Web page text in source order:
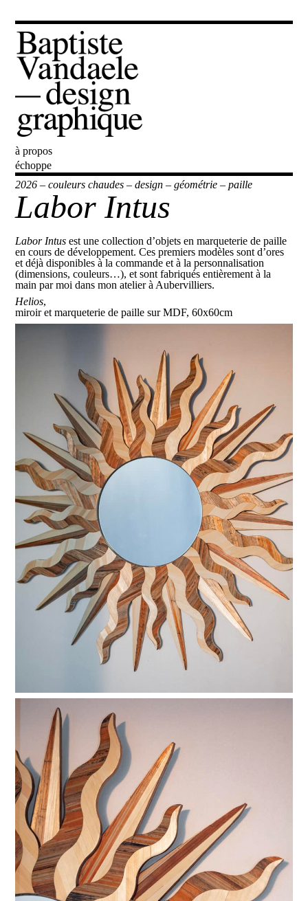
Baptiste Vandaele
à propos
échoppe
2026 –couleurs chaudes –design –géométrie –paille
Labor Intus
Labor Intus est une collection d’objets en marqueterie de paille
en cours de développement. Ces premiers modèles sont d’ores
et déjà disponibles à la commande et à la personnalisation
(dimensions, couleurs…), et sont fabriqués entièrement à la
main par moi dans mon atelier à Aubervilliers.
Helios,
miroir et marqueterie de paille sur MDF, 60x60cm